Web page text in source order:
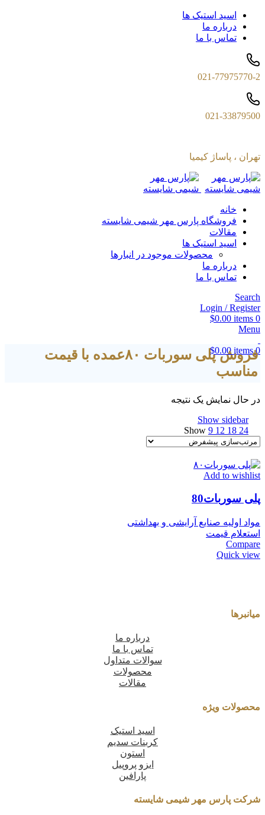
اسید استیک ها
درباره ما
تماس با ما
021-77975770-2
021-33879500
تهران ، پاساژ کیمیا
خانه
فروشگاه پارس مهر شیمی شایسته
مقالات
اسید استیک ها
محصولات موجود در انبارها
درباره ما
تماس با ما
Search
Login / Register
0
items
$0.00
Menu
0
items
$0.00
فروش پلی سوربات ۸۰عمده با قیمت
مناسب
در حال نمایش یک نتیجه
Show sidebar
Show 9 12 18 24
Add to wishlist
پلی سوربات80
مواد اولیه صنایع آرایشی و بهداشتی
استعلام قیمت
Compare
Quick view
میانبرها
درباره ما
تماس با ما
سوالات متداول
محصولات
مقالات
محصولات ویژه
اسید استیک
کربنات سدیم
استون
ایزو پروپیل
پارافین
شرکت پارس مهر شیمی شایسته